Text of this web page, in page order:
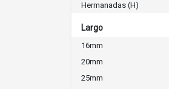
Hermanadas (H)
Largo
16mm
20mm
25mm